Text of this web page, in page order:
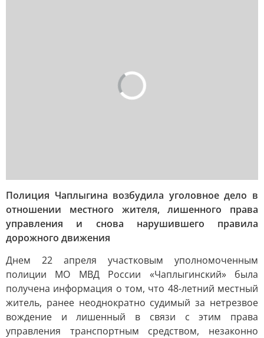
Полиция Чаплыгина возбудила уголовное дело в
отношении местного жителя, лишенного права
управления и снова нарушившего правила
дорожного движения
Днем 22 апреля участковым уполномоченным
полиции МО МВД России «Чаплыгинский» была
получена информация о том, что 48-летний местный
житель, ранее неоднократно судимый за нетрезвое
вождение и лишенный в связи с этим права
управления транспортным средством, незаконно